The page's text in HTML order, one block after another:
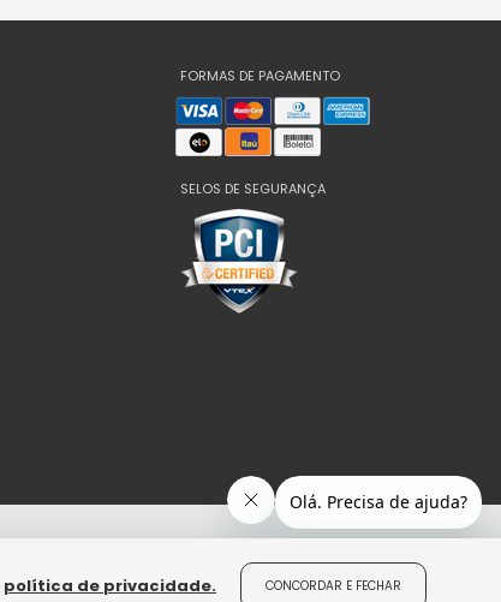
FORMAS DE PAGAMENTO
SELOS DE SEGURANÇA
política de privacidade. CONCORDAR E FECHAR